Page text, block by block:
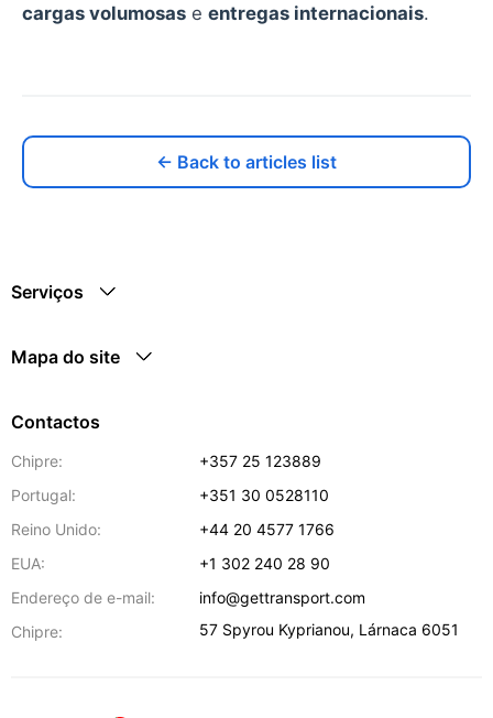
cargas volumosas e entregas internacionais.
← Back to articles list
Serviços
Mapa do site
Contactos
Chipre:
+357 25 123889
Portugal:
+351 30 0528110
Reino Unido:
+44 20 4577 1766
EUA:
+1 302 240 28 90
Endereço de e-mail:
info@gettransport.com
Chipre:
57 Spyrou Kyprianou, Lárnaca 6051